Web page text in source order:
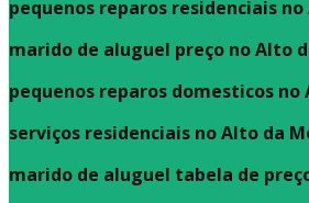
pequenos reparos residenciais
marido de aluguel preço no Alto
pequenos reparos domesticos no
serviços residenciais no Alto da
marido de aluguel tabela de